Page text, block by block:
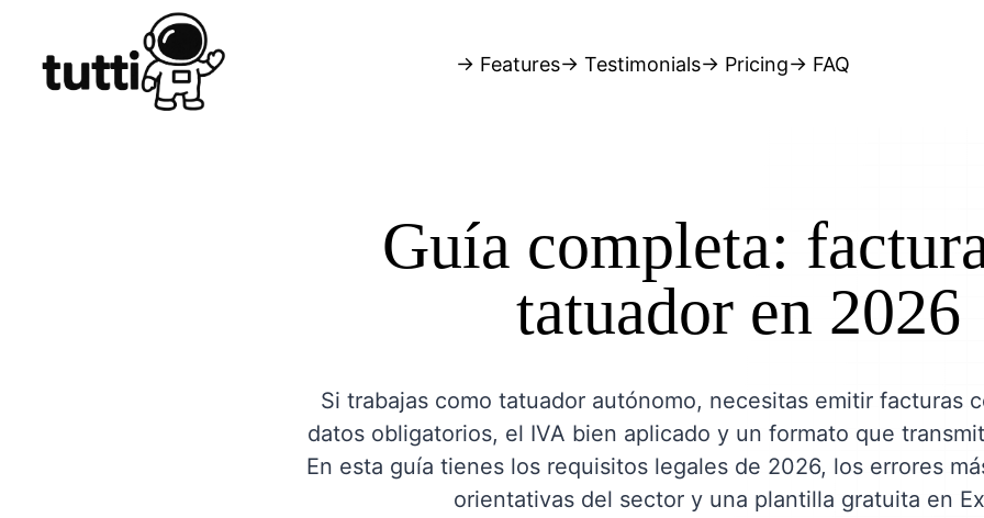
→ Features→ Testimonials→ Pricing→ FAQ
Guía completa:
tatuador en 2026
Si trabajas como tatuador autónomo, necesitas emitir facturas
datos obligatorios, el IVA bien aplicado y un formato que
En esta guía tienes los requisitos legales de 2026, los errores
orientativas del sector y una plantilla gratuita en